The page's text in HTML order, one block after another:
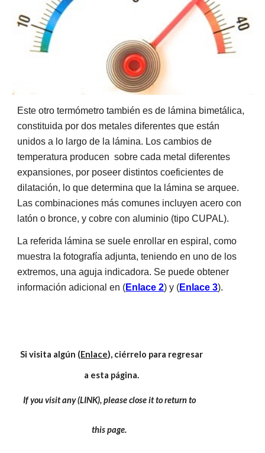
Este otro termómetro también es de lámina bimetálica,
constituida por dos metales diferentes que están
unidos a lo largo de la lámina. Los cambios de
temperatura producen sobre cada metal diferentes
expansiones, por poseer distintos coeficientes de
dilatación, lo que determina que la lámina se arquee.
Las combinaciones más comunes incluyen acero con
latón o bronce, y cobre con aluminio (tipo CUPAL).
La referida lámina se suele enrollar en espiral, como
muestra la fotografía adjunta, teniendo en uno de los
extremos, una aguja indicadora. Se puede obtener
información adicional en (Enlace 2) y (Enlace 3).
Si visita algún (Enlace), ciérrelo para regresar
a esta página.
If you visit any (LINK), please close it to return to
this page.